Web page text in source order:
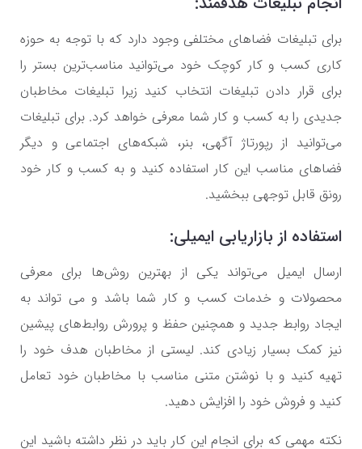
برای تبلیغات فضاهای مختلفی وجود دارد که با توجه به حوزه
کاری کسب و کار کوچک خود می‌توانید مناسب‌ترین بستر را
برای قرار دادن تبلیغات انتخاب کنید زیرا تبلیغات مخاطبان
جدیدی را به کسب و کار شما معرفی خواهد کرد. برای تبلیغات
می‌توانید از رپورتاژ آگهی، بنر، شبکه‌های اجتماعی و دیگر
فضاهای مناسب این کار استفاده کنید و به کسب و کار خود
رونق قابل توجهی ببخشید.
استفاده از بازاریابی ایمیلی:
ارسال ایمیل می‌تواند یکی از بهترین روش‌ها برای معرفی
محصولات و خدمات کسب و کار شما باشد و می تواند به
ایجاد روابط جدید و همچنین حفظ و پرورش روابط‌های پیشین
نیز کمک بسیار زیادی کند. لیستی از مخاطبان هدف خود را
تهیه کنید و با نوشتن متنی مناسب با مخاطبان خود تعامل
کنید و فروش خود را افزایش دهید.
نکته مهمی که برای انجام این کار باید در نظر داشته باشید این